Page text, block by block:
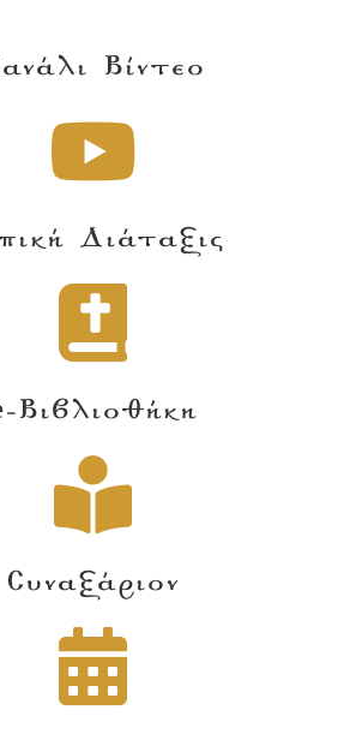
Βίντεο
Διάταξις
Βιβλιοθήκη
Συναξάριον